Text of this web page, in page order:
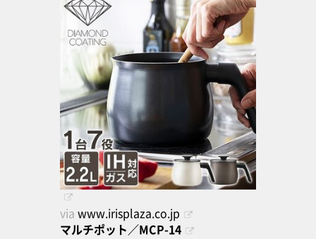
via www.irisplaza.co.jp
マルチポット／MCP-14